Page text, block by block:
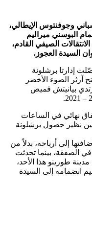
وجوفنتوس الإيطالي،
البوسني ميراليم
الصيفي القادم،
السيدة العجوز.
إدارتا برشلونة
آرثر الضوء الأخضر
بيانيتش قميص
نهائي في الساعات
نظير حصول برشلونة
إلى أرباحه، بدلاً من
الصفقة، بينما تحدثت
طورينو هذا الأحد،
انضمامه إلى السيدة